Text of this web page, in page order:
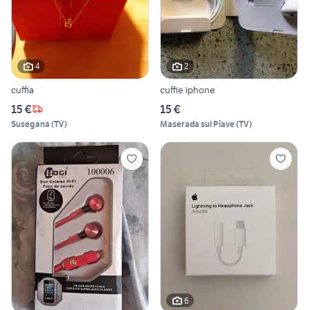
4
cuffia
15 €
Susegana (TV)
2
cuffie iphone
15 €
Maserada sul Piave(TV)
6